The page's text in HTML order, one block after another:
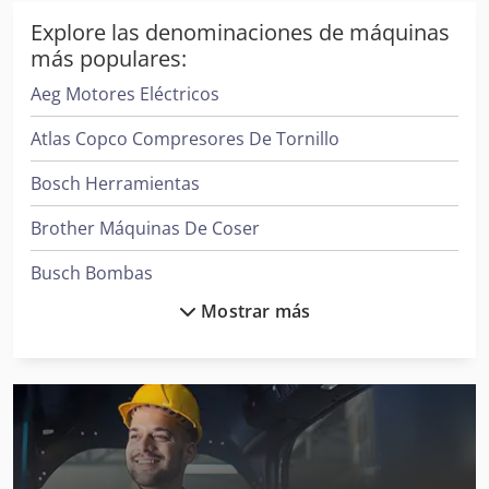
Explore las denominaciones de máquinas
más populares:
Aeg Motores Eléctricos
Atlas Copco Compresores De Tornillo
Bosch Herramientas
Brother Máquinas De Coser
Busch Bombas
Demag Grúas
Ge Ultrasonido
Mostrar más